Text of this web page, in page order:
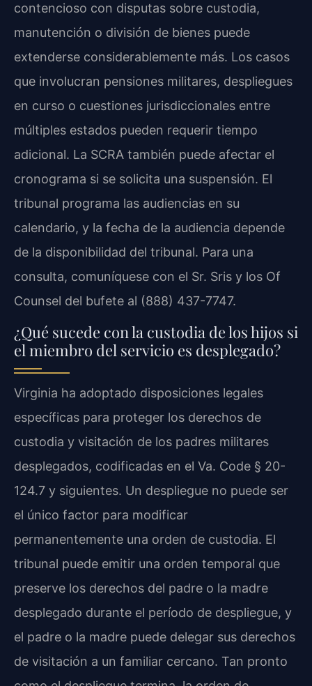
contencioso con disputas sobre custodia,
manutención o división de bienes puede
extenderse considerablemente más. Los casos
que involucran pensiones militares, despliegues
en curso o cuestiones jurisdiccionales entre
múltiples estados pueden requerir tiempo
adicional. La SCRA también puede afectar el
cronograma si se solicita una suspensión. El
tribunal programa las audiencias en su
calendario, y la fecha de la audiencia depende
de la disponibilidad del tribunal. Para una
consulta, comuníquese con el Sr. Sris y los Of
Counsel del bufete al (888) 437-7747.
¿Qué sucede con la custodia de los hijos si
el miembro del servicio es desplegado?
Virginia ha adoptado disposiciones legales
específicas para proteger los derechos de
custodia y visitación de los padres militares
desplegados, codificadas en el Va. Code § 20-
124.7 y siguientes. Un despliegue no puede ser
el único factor para modificar
permanentemente una orden de custodia. El
tribunal puede emitir una orden temporal que
preserve los derechos del padre o la madre
desplegado durante el período de despliegue, y
el padre o la madre puede delegar sus derechos
de visitación a un familiar cercano. Tan pronto